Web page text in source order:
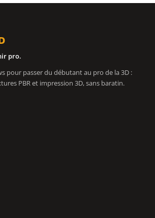
pro.
pour passer du débutant au pro de la 3D :
PBR et impression 3D, sans baratin.